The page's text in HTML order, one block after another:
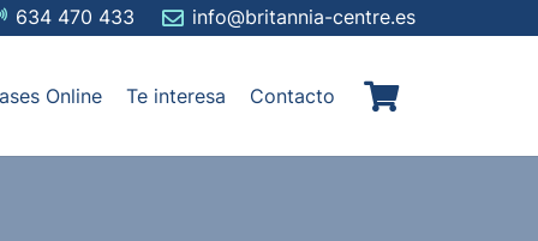
634 470 433 info@britannia-centre.es
Online Te interesa Contacto